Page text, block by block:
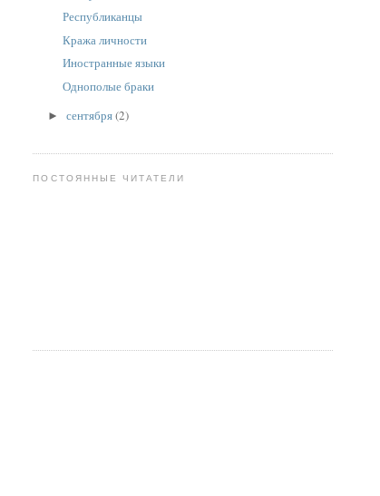
Республиканцы
Кража личности
Иностранные языки
Однополые браки
►сентября(2)
ПОСТОЯННЫЕ ЧИТАТЕЛИ